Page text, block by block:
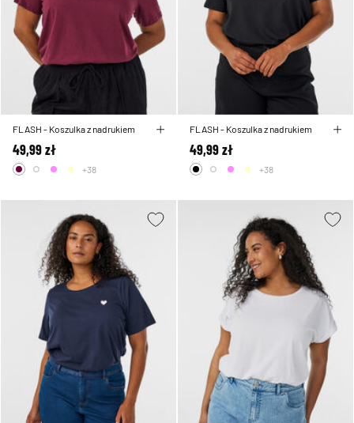
FLASH - Koszulka z nadrukiem
49,99 zł
+38
FLASH - Koszulka z nadrukiem
49,99 zł
+38